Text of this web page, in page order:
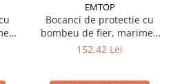
EMTOP
Bocanci de protectie cu
bombeu de fier, marimea
41
152,42 Lei